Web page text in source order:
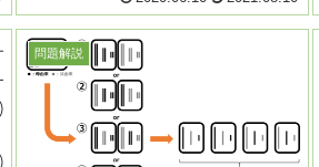
容がアレンジされた問題が時...
問題解説